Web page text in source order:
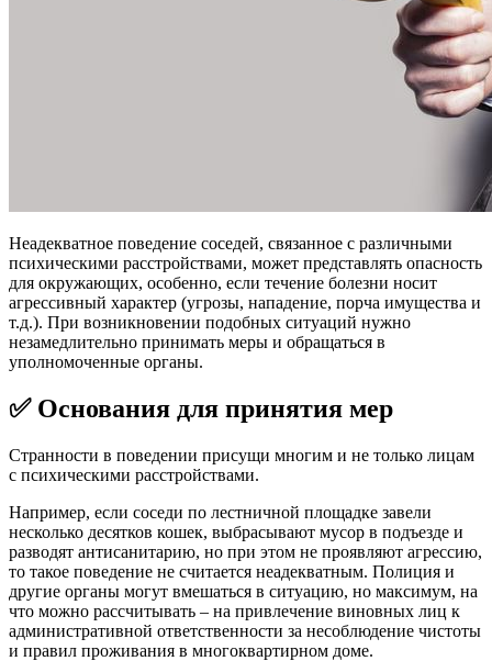
Неадекватное поведение соседей, связанное с различными
психическими расстройствами, может представлять опасность
для окружающих, особенно, если течение болезни носит
агрессивный характер (угрозы, нападение, порча имущества и
т.д.). При возникновении подобных ситуаций нужно
незамедлительно принимать меры и обращаться в
уполномоченные органы.
✅ Основания для принятия мер
Странности в поведении присущи многим и не только лицам
с психическими расстройствами.
Например, если соседи по лестничной площадке завели
несколько десятков кошек, выбрасывают мусор в подъезде и
разводят антисанитарию, но при этом не проявляют агрессию,
то такое поведение не считается неадекватным. Полиция и
другие органы могут вмешаться в ситуацию, но максимум, на
что можно рассчитывать – на привлечение виновных лиц к
административной ответственности за несоблюдение чистоты
и правил проживания в многоквартирном доме.